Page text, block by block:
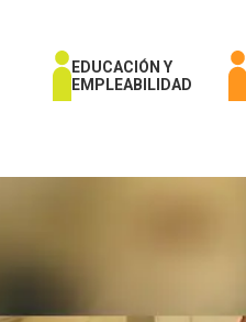
EDUCACIÓN Y
EMPLEABILIDAD